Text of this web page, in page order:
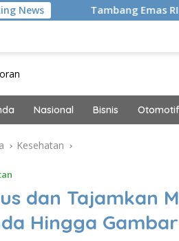
News
Tambang Emas RI Ini Kini
Nasional Bisnis Otomotif
Kesehatan
dan Tajamkan
Hingga